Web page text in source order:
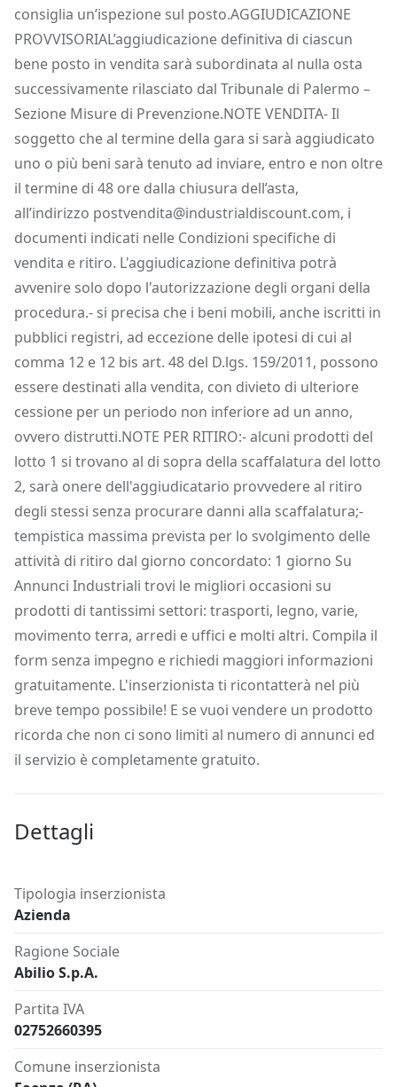
consiglia un’ispezione sul posto.AGGIUDICAZIONE
PROVVISORIAL’aggiudicazione definitiva di ciascun
bene posto in vendita sarà subordinata al nulla osta
successivamente rilasciato dal Tribunale di Palermo –
Sezione Misure di Prevenzione.NOTE VENDITA- Il
soggetto che al termine della gara si sarà aggiudicato
uno o più beni sarà tenuto ad inviare, entro e non oltre
il termine di 48 ore dalla chiusura dell’asta,
all’indirizzo postvendita@industrialdiscount.com, i
documenti indicati nelle Condizioni specifiche di
vendita e ritiro. L'aggiudicazione definitiva potrà
avvenire solo dopo l'autorizzazione degli organi della
procedura.- si precisa che i beni mobili, anche iscritti in
pubblici registri, ad eccezione delle ipotesi di cui al
comma 12 e 12 bis art. 48 del D.lgs. 159/2011, possono
essere destinati alla vendita, con divieto di ulteriore
cessione per un periodo non inferiore ad un anno,
ovvero distrutti.NOTE PER RITIRO:- alcuni prodotti del
lotto 1 si trovano al di sopra della scaffalatura del lotto
2, sarà onere dell'aggiudicatario provvedere al ritiro
degli stessi senza procurare danni alla scaffalatura;-
tempistica massima prevista per lo svolgimento delle
attività di ritiro dal giorno concordato: 1 giorno Su
Annunci Industriali trovi le migliori occasioni su
prodotti di tantissimi settori: trasporti, legno, varie,
movimento terra, arredi e uffici e molti altri. Compila il
form senza impegno e richiedi maggiori informazioni
gratuitamente. L'inserzionista ti ricontatterà nel più
breve tempo possibile! E se vuoi vendere un prodotto
ricorda che non ci sono limiti al numero di annunci ed
il servizio è completamente gratuito.
Dettagli
Tipologia inserzionista
Azienda
Ragione Sociale
Abilio S.p.A.
Partita IVA
02752660395
Comune inserzionista